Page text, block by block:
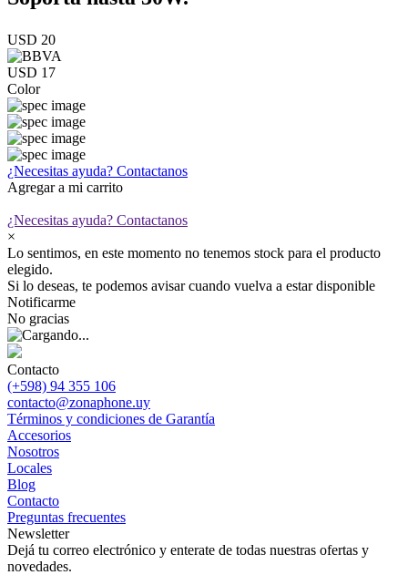
USD 20
USD 17
Color
¿Necesitas ayuda? Contactanos
Agregar a mi carrito
¿Necesitas ayuda? Contactanos
×
Lo sentimos, en este momento no tenemos stock para el producto
elegido.
Si lo deseas, te podemos avisar cuando vuelva a estar disponible
Notificarme
No gracias
Contacto
(+598) 94 355 106
contacto@zonaphone.uy
Términos y condiciones de Garantía
Accesorios
Nosotros
Locales
Blog
Contacto
Preguntas frecuentes
Newsletter
Dejá tu correo electrónico y enterate de todas nuestras ofertas y
novedades.